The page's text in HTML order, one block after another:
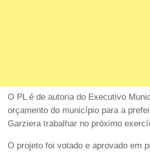
O PL é de autoria do Executivo
orçamento do município para a
Garziera trabalhar no próximo
O projeto foi votado e aprovado em